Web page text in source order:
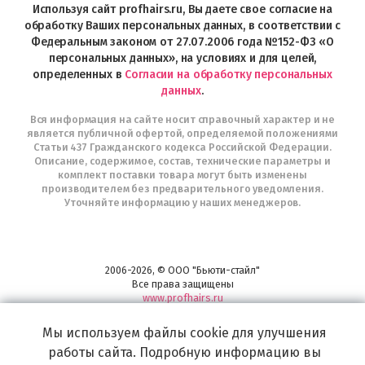
Telegram
Используя сайт profhairs.ru, Вы даете свое согласие на
обработку Ваших персональных данных, в соответствии с
Федеральным законом от 27.07.2006 года №152-ФЗ «О
персональных данных», на условиях и для целей,
определенных в Согласии на обработку персональных
данных.
Вся информация на сайте носит справочный характер и не
является публичной офертой, определяемой положениями
Статьи 437 Гражданского кодекса Российской Федерации.
Описание, содержимое, состав, технические параметры и
комплект поставки товара могут быть изменены
производителем без предварительного уведомления.
Уточняйте информацию у наших менеджеров.
2006-2026, © ООО "Бьюти-стайл"
Все права защищены
www.profhairs.ru
воплощения
самых изысканных и необычных идей по созданию Вашего образа и стиля.
Мы используем файлы cookie для улучшения
работы сайта. Подробную информацию вы